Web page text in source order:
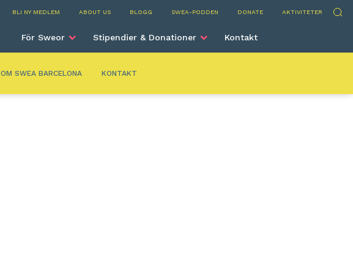
BLI NY MEDLEM ABOUT US BLOGG SWEA-PODDEN DONATE AKTIVITETER Sök
Barcelona
För Sweor Stipendier & Donationer Kontakt
OM SWEA BARCELONA KONTAKT